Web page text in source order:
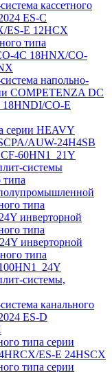
кассетного
ES-C
ES-E 12HCX
типа
4C 18HNX/CO-
напольно-
COMPETENZA DC
18HNDI/CO-E
серии HEAVY
AUW-24H4SB
60HN1_21Y
системы
типа
типа
инверторной
типа
инверторной
типа
системы,
канального
ES-D
типа серии
ES-E 24HSCX
типа серии